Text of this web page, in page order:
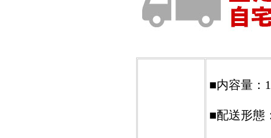
■内容量：
■配送形態